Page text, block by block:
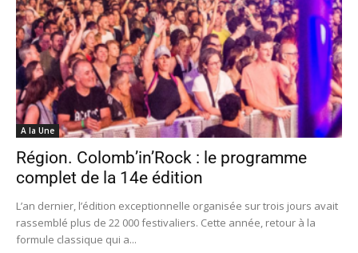
A la Une
Région. Colomb’in’Rock : le programme
complet de la 14e édition
L’an dernier, l’édition exceptionnelle organisée sur trois jours avait
rassemblé plus de 22 000 festivaliers. Cette année, retour à la
formule classique qui a...